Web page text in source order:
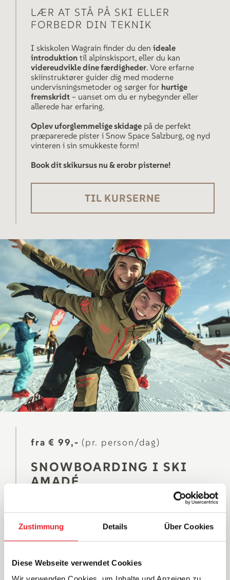
Zustimmung Details Über Cookies
Diese Webseite verwendet Cookies
LÆR AT STÅ PÅ SKI ELLER
FORBEDR DIN TEKNIK
I skiskolen Wagrain finder du den ideale
introduktion til alpinskisport, eller du kan
videreudvikle dine færdigheder. Vore erfarne
skiinstruktører guider dig med moderne
undervisningsmetoder og sørger for hurtige
fremskridt – uanset om du er nybegynder eller
allerede har erfaring.
Oplev uforglemmelige skidage på de perfekt
præparerede pister i Snow Space Salzburg, og nyd
vinteren i sin smukkeste form!
Book dit skikursus nu & erobr pisterne!
TIL KURSERNE
fra € 99,- (pr. person/dag)
SNOWBOARDING I SKI
AMADÉ
DIN INDGANG TIL BOARD-SJOV
lær at snowboarde ellerperfektioner din teknik
personlig støtteogmasser af sjovvil du opleve
Salzburg.